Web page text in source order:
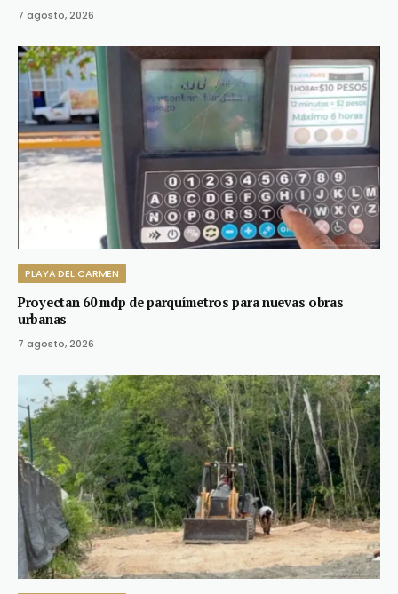
7 agosto, 2026
PLAYA DEL CARMEN
Proyectan 60 mdp de parquímetros para nuevas obras
urbanas
7 agosto, 2026